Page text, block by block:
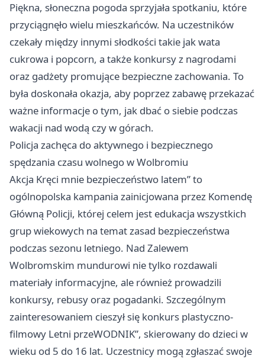
Piękna, słoneczna pogoda sprzyjała spotkaniu, które
przyciągnęło wielu mieszkańców. Na uczestników
czekały między innymi słodkości takie jak wata
cukrowa i popcorn, a także konkursy z nagrodami
oraz gadżety promujące bezpieczne zachowania. To
była doskonała okazja, aby poprzez zabawę przekazać
ważne informacje o tym, jak dbać o siebie podczas
wakacji nad wodą czy w górach.
Policja zachęca do aktywnego i bezpiecznego
spędzania czasu wolnego w Wolbromiu
Akcja Kręci mnie bezpieczeństwo latem” to
ogólnopolska kampania zainicjowana przez Komendę
Główną Policji, której celem jest edukacja wszystkich
grup wiekowych na temat zasad bezpieczeństwa
podczas sezonu letniego. Nad Zalewem
Wolbromskim mundurowi nie tylko rozdawali
materiały informacyjne, ale również prowadzili
konkursy, rebusy oraz pogadanki. Szczególnym
zainteresowaniem cieszył się konkurs plastyczno-
filmowy Letni przeWODNIK”, skierowany do dzieci w
wieku od 5 do 16 lat. Uczestnicy mogą zgłaszać swoje